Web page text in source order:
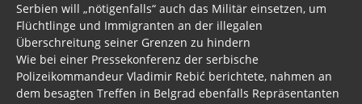
Serbien will „nötigenfalls“ auch das Militär einsetzen, um
Flüchtlinge und Immigranten an der illegalen
Überschreitung seiner Grenzen zu hindern
Wie bei einer Pressekonferenz der serbische
Polizeikommandeur Vladimir Rebić berichtete, nahmen an
dem besagten Treffen in Belgrad ebenfalls Repräsentanten